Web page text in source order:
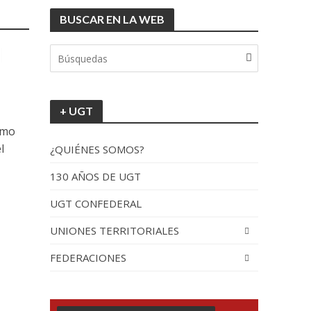
por España
BUSCAR EN LA WEB
+ UGT
¿QUIÉNES SOMOS?
130 AÑOS DE UGT
UGT CONFEDERAL
UNIONES TERRITORIALES
FEDERACIONES